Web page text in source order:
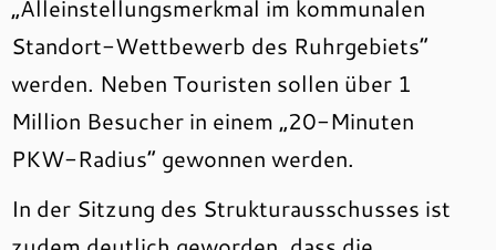
„Alleinstellungsmerkmal im kommunalen
Standort-Wettbewerb des Ruhrgebiets“
werden. Neben Touristen sollen über 1
Million Besucher in einem „20-Minuten
PKW-Radius“ gewonnen werden.
In der Sitzung des Strukturausschusses ist